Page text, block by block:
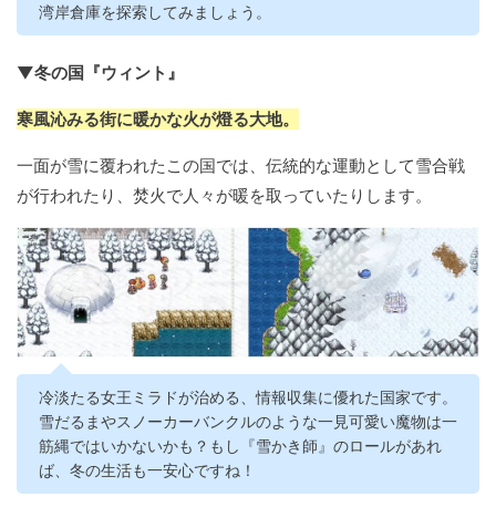
湾岸倉庫を探索してみましょう。
▼冬の国『ウィント』
寒風沁みる街に暖かな火が燈る大地。
一面が雪に覆われたこの国では、伝統的な運動として雪合戦
が行われたり、焚火で人々が暖を取っていたりします。
冷淡たる女王ミラドが治める、情報収集に優れた国家です。
雪だるまやスノーカーバンクルのような一見可愛い魔物は一
筋縄ではいかないかも？もし『雪かき師』のロールがあれ
ば、冬の生活も一安心ですね！